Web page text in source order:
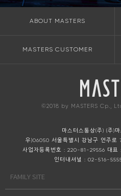
ABOUT MASTERS
MASTERS CUSTOMER
©2018 by MASTERS Cp.,
마스터스통상(주) (주)
우)06050 서울특별시 강남구 언주로
사업자등록번호 : 220-81-29556 대표
인터내셔널 : 02-516-